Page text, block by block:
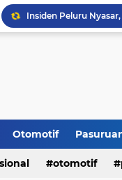
Otomotif
otomotif